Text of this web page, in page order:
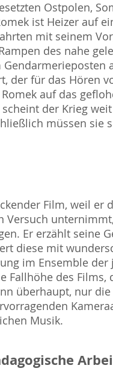
Ostpolen,
ist Heizer auf
mit seinem
des nahe
der für das Hören
auf das
der Krieg
müssen sie
Film, weil er
Versuch
Er erzählt seine
diese mit
im Ensemble
Fallhöhe des
überhaupt, nur
Musik.